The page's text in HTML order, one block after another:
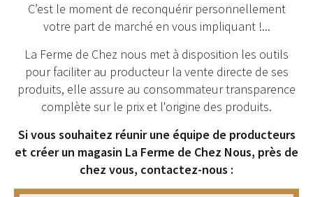
C’est le moment de reconquérir personnellement
votre part de marché en vous impliquant !...
La Ferme de Chez nous met à disposition les outils
pour faciliter au producteur la vente directe de ses
produits, elle assure au consommateur transparence
complète sur le prix et l'origine des produits.
Si vous souhaitez réunir une équipe de producteurs
et créer un magasin La Ferme de Chez Nous, près de
chez vous, contactez-nous :